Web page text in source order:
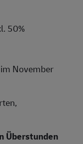
50%
im November
Überstunden